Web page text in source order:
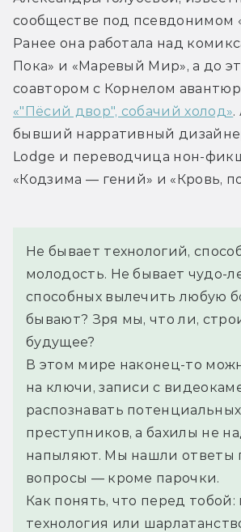
сообществе под псевдонимом
Ранее она работала над
Пока» и «Маревый Мир», а до
«"Пёсий двор", собачий холод».
бывший нарративный
Lodge и переводчица нон-
«Кодзима — гений» и «Кровь,
Не бывает технологий,
молодость. Не бывает чудо-
способных вылечить любую
бывают? Зря мы, что ли,
будущее?
В этом мире наконец-то
на ключи, записи с
распознавать потенциальных
преступников, а бахилы не
напыляют. Мы нашли ответы
вопросы — кроме парочки.
Как понять, что перед
технология или